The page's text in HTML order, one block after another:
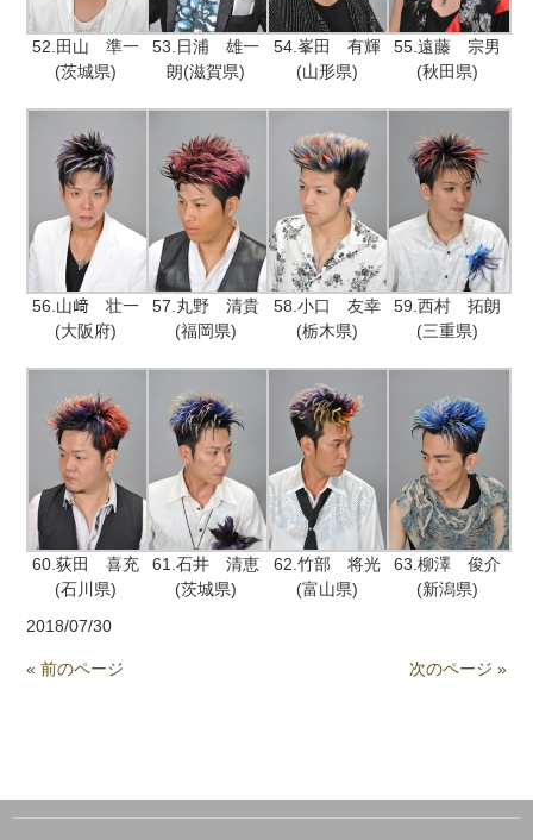
52.田山 準一
(茨城県)
53.日浦 雄一
朗(滋賀県)
54.峯田 有輝
(山形県)
55.遠藤 宗男
(秋田県)
56.山﨑 壮一
(大阪府)
57.丸野 清貴
(福岡県)
58.小口 友幸
(栃木県)
59.西村 拓朗
(三重県)
60.荻田 喜充
(石川県)
61.石井 清恵
(茨城県)
62.竹部 将光
(富山県)
63.柳澤 俊介
(新潟県)
2018/07/30
« 前のページ 次のページ »